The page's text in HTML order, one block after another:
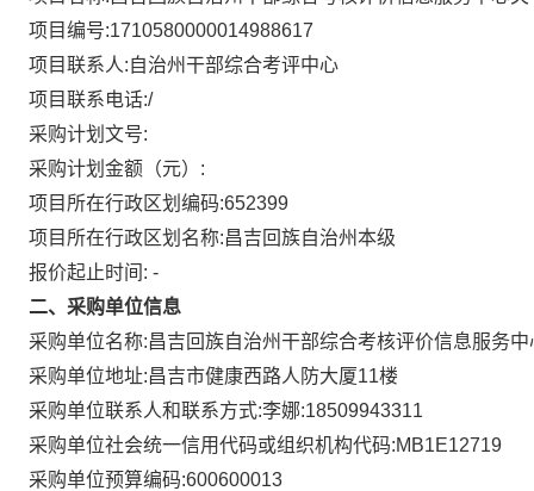
项目编号:1710580000014988617
项目联系人:自治州干部综合考评中心
项目联系电话:/
采购计划文号:
采购计划金额（元）:
项目所在行政区划编码:652399
项目所在行政区划名称:昌吉回族自治州本级
报价起止时间: -
二、采购单位信息
采购单位名称:昌吉回族自治州干部综合考核评价信息服务中
采购单位地址:昌吉市健康西路人防大厦11楼
采购单位联系人和联系方式:李娜:18509943311
采购单位社会统一信用代码或组织机构代码:MB1E12719
采购单位预算编码:600600013